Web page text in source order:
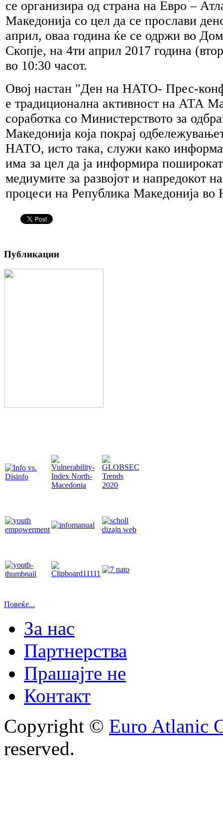
се организира од страна на Евро –
Македонија со цел да се прослави
април, оваа година ќе се одржи во
Скопје, на 4ти април 2017 година
во 10:30 часот.
Овој настан "Ден на НАТО- Прес-
е традиционална активност на АТА
соработка со Министерството за
Македонија која покрај
НАТО, исто така, служи како
има за цел да ја информира
медиумите за развојот и напредокот
процеси на Република Македонија
Публикации
Повеќе...
За нас
Партнерства
Прашајте не
Контакт
Copyright © Euro Atlanic
reserved.